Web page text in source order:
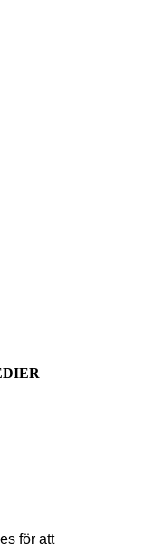
för att